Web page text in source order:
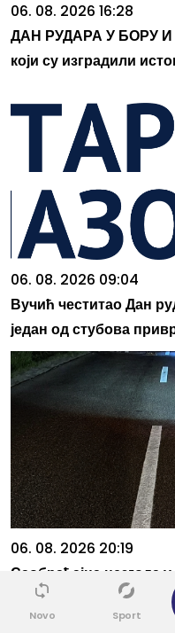
06. 08. 2026 16:28
ДАН РУДАРА У БОРУ
који су изградили
06. 08. 2026 09:04
Вучић честитао Дан
један од стубова
06. 08. 2026 20:19
Саобраћајна незгода
саобраћај
Novo Sport